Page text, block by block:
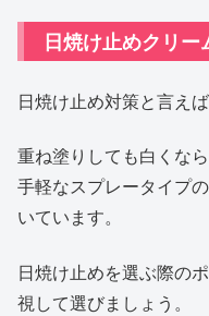
日焼け止めクリー
日焼け止め対策と言え
重ね塗りしても白くな
手軽なスプレータイプ
いています。
日焼け止めを選ぶ際の
視して選びましょう。